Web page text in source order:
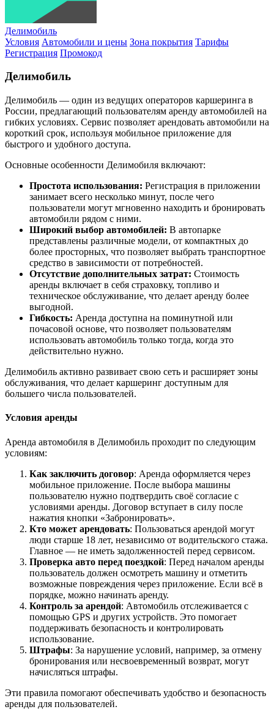
Делимобиль
Условия Автомобили и цены Зона покрытия Тарифы
Регистрация Промокод
Делимобиль
Делимобиль — один из ведущих операторов каршеринга в
России, предлагающий пользователям аренду автомобилей на
гибких условиях. Сервис позволяет арендовать автомобили на
короткий срок, используя мобильное приложение для
быстрого и удобного доступа.
Основные особенности Делимобиля включают:
Простота использования: Регистрация в приложении
занимает всего несколько минут, после чего
пользователи могут мгновенно находить и бронировать
автомобили рядом с ними.
Широкий выбор автомобилей: В автопарке
представлены различные модели, от компактных до
более просторных, что позволяет выбрать транспортное
средство в зависимости от потребностей.
Отсутствие дополнительных затрат: Стоимость
аренды включает в себя страховку, топливо и
техническое обслуживание, что делает аренду более
выгодной.
Гибкость: Аренда доступна на поминутной или
почасовой основе, что позволяет пользователям
использовать автомобиль только тогда, когда это
действительно нужно.
Делимобиль активно развивает свою сеть и расширяет зоны
обслуживания, что делает каршеринг доступным для
большего числа пользователей.
Условия аренды
Аренда автомобиля в Делимобиль проходит по следующим
условиям:
Как заключить договор: Аренда оформляется через
мобильное приложение. После выбора машины
пользователю нужно подтвердить своё согласие с
условиями аренды. Договор вступает в силу после
нажатия кнопки «Забронировать».
Кто может арендовать: Пользоваться арендой могут
люди старше 18 лет, независимо от водительского стажа.
Главное — не иметь задолженностей перед сервисом.
Проверка авто перед поездкой: Перед началом аренды
пользователь должен осмотреть машину и отметить
возможные повреждения через приложение. Если всё в
порядке, можно начинать аренду.
Контроль за арендой: Автомобиль отслеживается с
помощью GPS и других устройств. Это помогает
поддерживать безопасность и контролировать
использование.
Штрафы: За нарушение условий, например, за отмену
бронирования или несвоевременный возврат, могут
начисляться штрафы.
Эти правила помогают обеспечивать удобство и безопасность
аренды для пользователей.